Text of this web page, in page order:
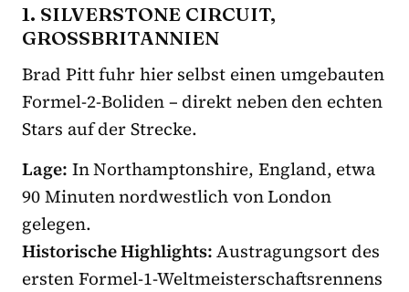
1. SILVERSTONE CIRCUIT,
GROSSBRITANNIEN
Brad Pitt fuhr hier selbst einen umgebauten
Formel-2-Boliden – direkt neben den echten
Stars auf der Strecke.
Lage: In Northamptonshire, England, etwa
90 Minuten nordwestlich von London
gelegen.
Historische Highlights:Austragungsort des
ersten Formel-1-Weltmeisterschaftsrennens